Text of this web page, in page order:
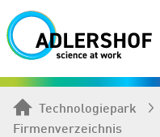
Technologiepark
Firmenverzeichnis